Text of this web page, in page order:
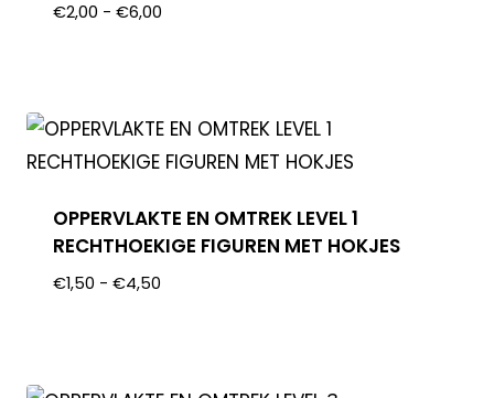
€2,00 - €6,00
OPPERVLAKTE EN OMTREK LEVEL 1
RECHTHOEKIGE FIGUREN MET HOKJES
€1,50 - €4,50